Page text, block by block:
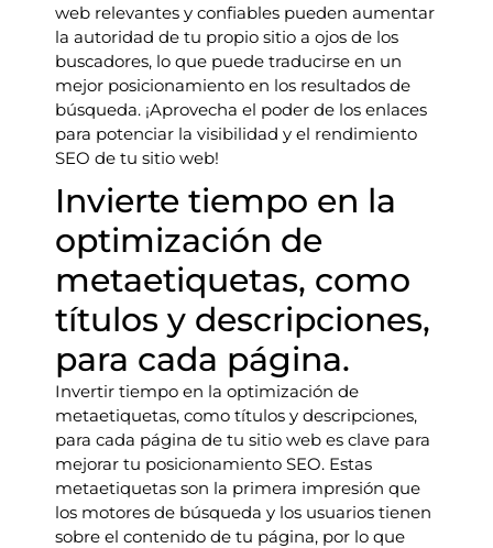
web relevantes y confiables pueden aumentar
la autoridad de tu propio sitio a ojos de los
buscadores, lo que puede traducirse en un
mejor posicionamiento en los resultados de
búsqueda. ¡Aprovecha el poder de los enlaces
para potenciar la visibilidad y el rendimiento
SEO de tu sitio web!
Invierte tiempo en la
optimización de
metaetiquetas, como
títulos y descripciones,
para cada página.
Invertir tiempo en la optimización de
metaetiquetas, como títulos y descripciones,
para cada página de tu sitio web es clave para
mejorar tu posicionamiento SEO. Estas
metaetiquetas son la primera impresión que
los motores de búsqueda y los usuarios tienen
sobre el contenido de tu página, por lo que